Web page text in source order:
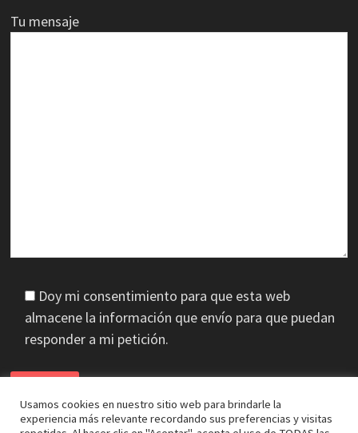
Tu mensaje
Doy mi consentimiento para que esta web
almacene la información que envío para que puedan
responder a mi petición.
Usamos cookies en nuestro sitio web para brindarle la
experiencia más relevante recordando sus preferencias y visitas